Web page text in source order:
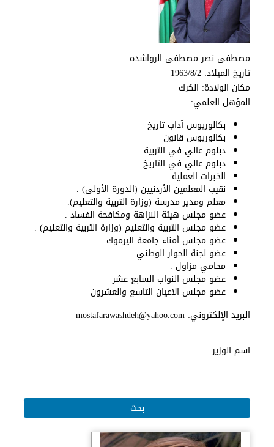
مصطفى نصر مصطفى الرواشده
‏تاريخ الميلاد: 1963/8/2
‏مكان الولادة: الكرك
‏المؤهل العلمي:
بكالوريوس آداب تاريخ
بكالوريوس قانون
دبلوم عالي في التربية
دبلوم عالي في التاريخ
‏الخبرات العملية:
نقيب المعلمين الأردنيين (الدورة الأولى) .
معلم ومدير مدرسة (وزارة التربية والتعليم).
عضو مجلس هيئة النزاهة ومكافحة الفساد .
عضو مجلس التربية والتعليم (وزارة التربية والتعليم) .
عضو مجلس أمناء جامعة اليرموك .
عضو لجنة الحوار الوطني .
محامي مزاول .
عضو مجلس النواب السابع عشر
عضو مجلس الاعيان التاسع والعشرون
‏البريد الإلكتروني: mostafarawashdeh@yahoo.com
اسم الوزير